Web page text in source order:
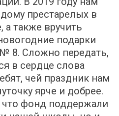
престарелых в
а также вручить
подарки
8. Сложно передать,
в сердце слова
чей праздник нам
ярче и добрее.
что фонд поддержали